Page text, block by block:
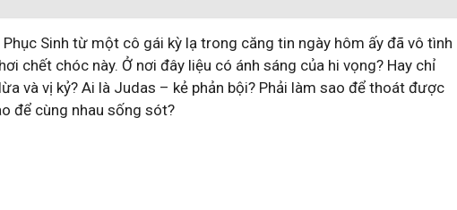
Sinh từ một cô gái kỳ lạ trong căng tin ngày hôm ấy đã vô tình
chết chóc này. Ở nơi đây liệu có ánh sáng của hi vọng? Hay chỉ
và vị kỷ? Ai là Judas – kẻ phản bội? Phải làm sao để thoát được
để cùng nhau sống sót?